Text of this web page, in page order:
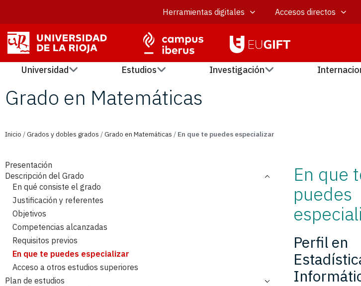
Herramientas digitales Accesos directos
Universidad Estudios Investigación
Grado en Matemáticas
Inicio /Grados y dobles grados /Grado en Matemáticas / En que te puedes especializar
Presentación
Descripción del Grado
En qué consiste el grado
Justificación y referentes
Objetivos
Competencias alcanzadas
Requisitos previos
En que te puedes especializar
Acceso a otros estudios superiores
Plan de estudios
En que
puedes
Perfil en